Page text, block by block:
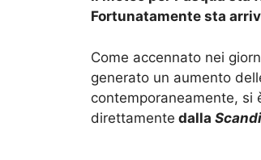
Fortunatamente sta
Come accennato nei
generato un aumento
contemporaneamente,
direttamente dalla